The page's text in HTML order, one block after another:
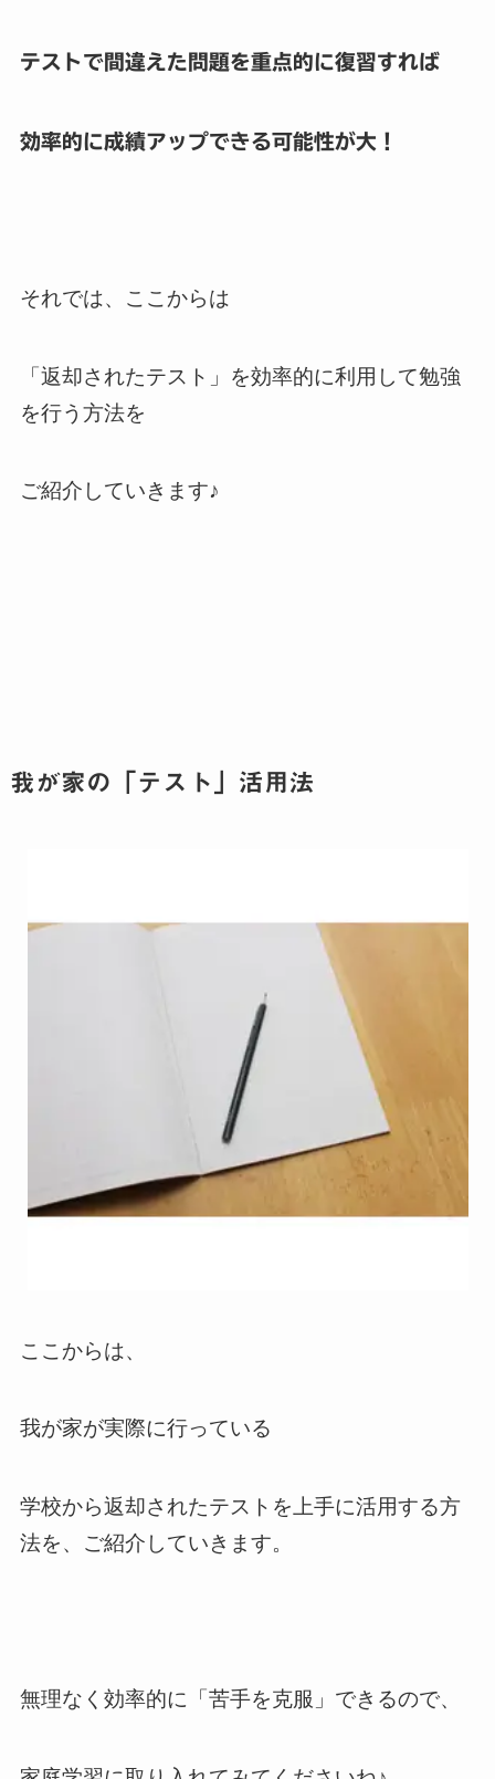
テストで間違えた問題を重点的に復習すれば
効率的に成績アップできる可能性が大！
それでは、ここからは
「返却されたテスト」を効率的に利用して勉強
を行う方法を
ご紹介していきます♪
我が家の「テスト」活用法
ここからは、
我が家が実際に行っている
学校から返却されたテストを上手に活用する方
法を、ご紹介していきます。
無理なく効率的に「苦手を克服」できるので、